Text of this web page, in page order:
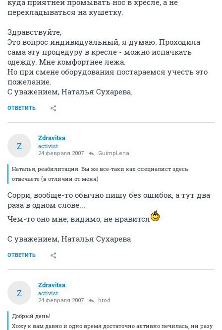
куда приятней промывать нос в кресле, а не
перекладываться на кушетку.
Здравствуйте,
Это вопрос индивидуальный, я думаю. Проходила
сама эту процедуру в кресле - можно испачкать
одежду. Мне комфортнее лежа.
Но при смене оборудования постараемся учесть это
пожелание.
С уважением, Наталья Сухарева.
ОТВЕТИТЬ
Z
Zdravitsa
activist
24 февраля 2007 GuimpLena
Наталья, реабилитация. Вы же все-таки как специалист здесь
отвечаете (в отличии от меня)
Сорри, вообще-то обычно пишу без ошибок, а тут два
раза в одном слове...
Чем-то оно мне, видимо, не нравится
С уважением, Наталья Сухарева
ОТВЕТИТЬ
Z
Zdravitsa
activist
24 февраля 2007 brod
Добрый день!
Хожу к вам давно и одно время достаточно активно лечилась, ни разу